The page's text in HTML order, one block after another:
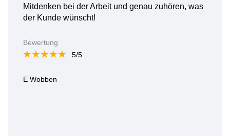
Mitdenken bei der Arbeit und genau zuhören, was
der Kunde wünscht!
E Wobben
Bewertung
5/5